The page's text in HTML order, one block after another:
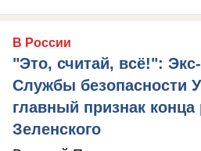
В России
"Это, считай, всё!":
Службы безопасности
главный признак
Зеленского